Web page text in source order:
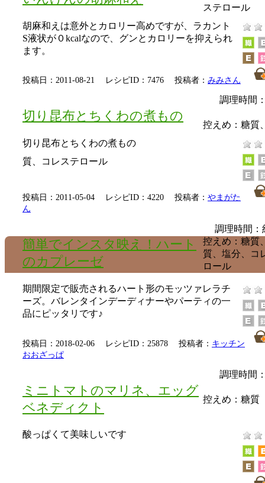
胡麻和えは意外とカロリー高めですが、ラカント
S液状が０kcalなので、グンとカロリーを抑えられ
ます。
ステロール
投稿日：2011-08-21 レシピID：7476 投稿者： みみさん
切り昆布とちくわの煮もの
調理時間
切り昆布とちくわの煮もの
控えめ： 糖質
質、コレステロール
投稿日：2011-05-04 レシピID：4220 投稿者： やまがた
ん
簡単でインスタ映え！ハート
のカプレーゼ
調理時間：
期間限定で販売されるハート形のモッツァレラチ
ーズ。バレンタインデーディナーやパーティの一
品にピッタリです♪
控えめ： 糖質
質、塩分、コ
ロール
投稿日：2018-02-06 レシピID：25878 投稿者： キッチン
おおざっぱ
ミニトマトのマリネ、エッグ
ベネディクト
調理時間
酸っぱくて美味しいです
控えめ： 糖質